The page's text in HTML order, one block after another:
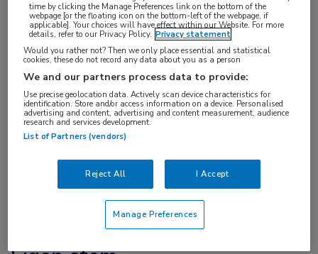
Het antwoord lijkt overduidelijk: kinderen zijn geen
kleine volwassenen, hun lichaam is anders en dat
rechtvaardigt het feit dat er specialisten voor zijn.
Maar voor De Vries is dat niet het volledige
antwoord. “Want kinderen zijn niet alleen fysiek
anders: het zijn wezens die op weg zijn naar
volwassenheid. Kinderartsen hopen dat zij zich zo
gezond mogelijk ontwikkelen, met een breed scala
aan mogelijkheden en kansen in de toekomst.
Tegelijk zijn kinderen wezens in het hier en nu, met
steeds meer een eigen mening.”
time by clicking the Manage Preferences link on the bottom of the
webpage [or the floating icon on the bottom-left of the webpage, if
applicable]. Your choices will have effect within our Website. For more
details, refer to our Privacy Policy. Privacy statement
Would you rather not? Then we only place essential and statistical
cookies, these do not record any data about you as a person
We and our partners process data to provide:
Use precise geolocation data. Actively scan device characteristics for
identification. Store and/or access information on a device. Personalised
advertising and content, advertising and content measurement, audience
research and services development.
List of Partners (vendors)
Reject All I Accept
Manage Preferences